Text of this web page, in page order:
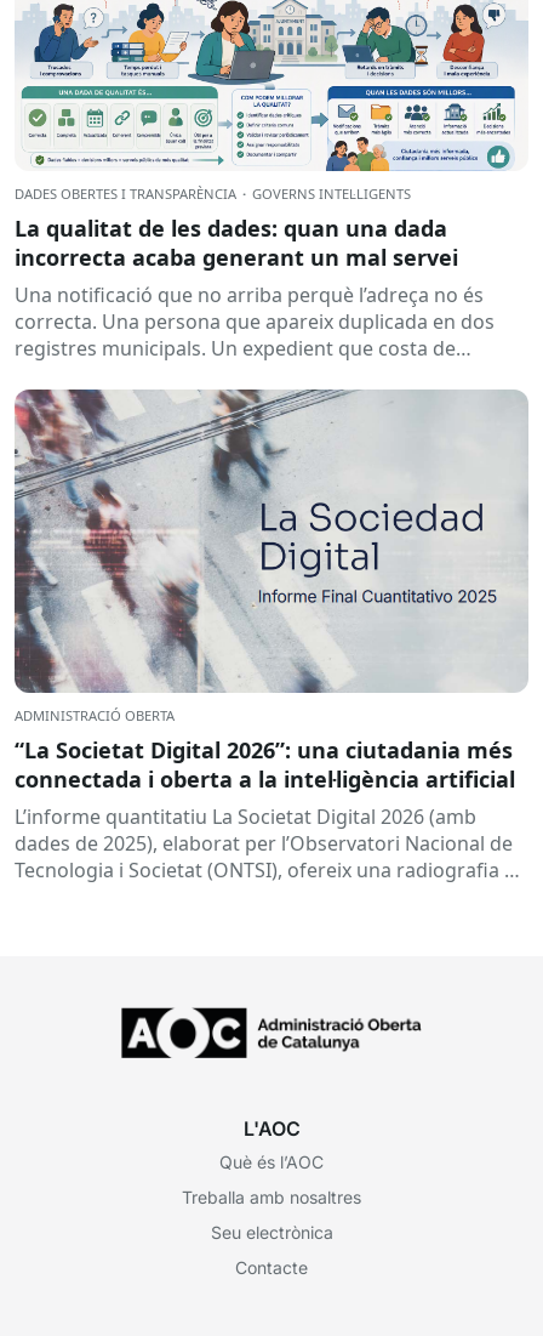
DADES OBERTES I TRANSPARÈNCIA · GOVERNS INTEL·LIGENTS
La qualitat de les dades: quan una dada
incorrecta acaba generant un mal servei
Una notificació que no arriba perquè l’adreça no és
correcta. Una persona que apareix duplicada en dos
registres municipals. Un expedient que costa de
ADMINISTRACIÓ OBERTA
“La Societat Digital 2026”: una ciutadania més
connectada i oberta a la intel·ligència artificial
L’informe quantitatiu La Societat Digital 2026 (amb
dades de 2025), elaborat per l’Observatori Nacional de
Tecnologia i Societat (ONTSI), ofereix una radiografia de
L'AOC
Què és l’AOC
Treballa amb nosaltres
Seu electrònica
Contacte